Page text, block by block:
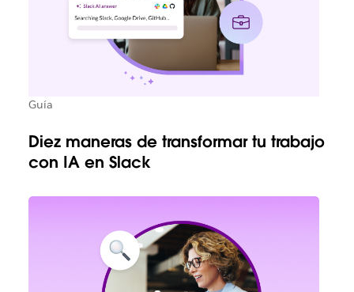
Guía
Diez maneras de transformar tu trabajo
con IA en Slack